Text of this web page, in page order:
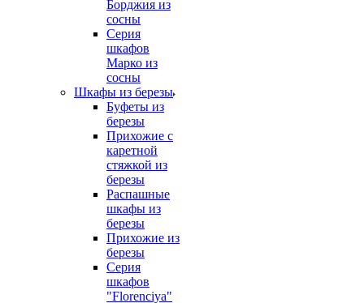
Борджия из
сосны
Серия
шкафов
Марко из
сосны
Шкафы из березы
Буфеты из
березы
Прихожие с
каретной
стяжкой из
березы
Распашные
шкафы из
березы
Прихожие из
березы
Серия
шкафов
"Florenciya"